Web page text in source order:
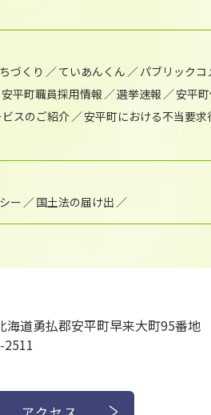
づくり ていあんくん パブリックコ
安平町職員採用情報 選挙速報 安平
スのご紹介
安平町における不当要
ー 国土法の届け出
海道勇払郡安平町早来大町95番地
2511